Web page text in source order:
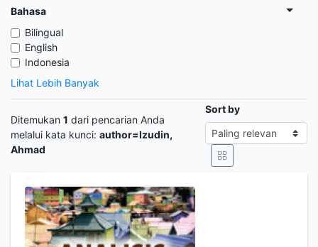
Bahasa
Bilingual
English
Indonesia
Lihat Lebih Banyak
Ditemukan 1 dari pencarian Anda
melalui kata kunci: author=Izudin,
Ahmad
Sort by